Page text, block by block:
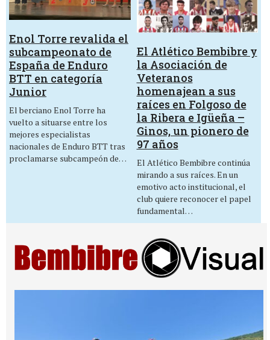
Enol Torre revalida el
subcampeonato de
España de Enduro
BTT en categoría
Junior
El berciano Enol Torre ha
vuelto a situarse entre los
mejores especialistas
nacionales de Enduro BTT tras
proclamarse subcampeón de…
El Atlético Bembibre y
la Asociación de
Veteranos
homenajean a sus
raíces en Folgoso de
la Ribera e Igüeña –
Ginos, un pionero de
97 años
El Atlético Bembibre continúa
mirando a sus raíces. En un
emotivo acto institucional, el
club quiere reconocer el papel
fundamental…